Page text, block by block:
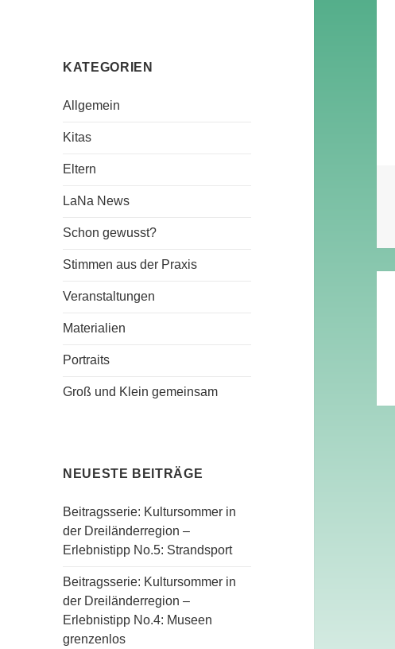
KATEGORIEN
Allgemein
Kitas
Eltern
LaNa News
Schon gewusst?
Stimmen aus der Praxis
Veranstaltungen
Materialien
Portraits
Groß und Klein gemeinsam
NEUESTE BEITRÄGE
Beitragsserie: Kultursommer in
der Dreiländerregion –
Erlebnistipp No.5: Strandsport
Beitragsserie: Kultursommer in
der Dreiländerregion –
Erlebnistipp No.4: Museen
grenzenlos